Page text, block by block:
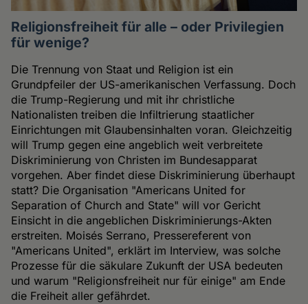
Religionsfreiheit für alle – oder Privilegien
für wenige?
Die Trennung von Staat und Religion ist ein
Grundpfeiler der US-amerikanischen Verfassung. Doch
die Trump-Regierung und mit ihr christliche
Nationalisten treiben die Infiltrierung staatlicher
Einrichtungen mit Glaubensinhalten voran. Gleichzeitig
will Trump gegen eine angeblich weit verbreitete
Diskriminierung von Christen im Bundesapparat
vorgehen. Aber findet diese Diskriminierung überhaupt
statt? Die Organisation "Americans United for
Separation of Church and State" will vor Gericht
Einsicht in die angeblichen Diskriminierungs-Akten
erstreiten. Moisés Serrano, Pressereferent von
"Americans United", erklärt im Interview, was solche
Prozesse für die säkulare Zukunft der USA bedeuten
und warum "Religionsfreiheit nur für einige" am Ende
die Freiheit aller gefährdet.